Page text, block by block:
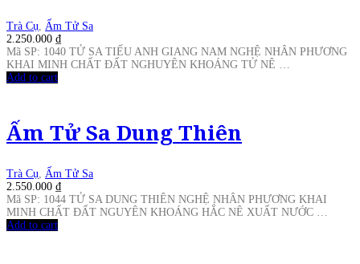
Trà Cụ
Ấm Tử Sa
2.250.000 ₫
Mã SP: 1040 TỬ SA TIẾU ANH GIANG NAM NGHỆ NHÂN PHƯƠNG
KHAI MINH CHẤT ĐẤT NGHUYÊN KHOÁNG TỬ NÊ …
Add to cart
Ấm Tử Sa Dung Thiên
Trà Cụ
Ấm Tử Sa
2.550.000 ₫
Mã SP: 1044 TỬ SA DUNG THIÊN NGHỆ NHÂN PHƯƠNG KHAI
MINH CHẤT ĐẤT NGUYÊN KHOÁNG HẮC NÊ XUẤT NƯỚC …
Add to cart